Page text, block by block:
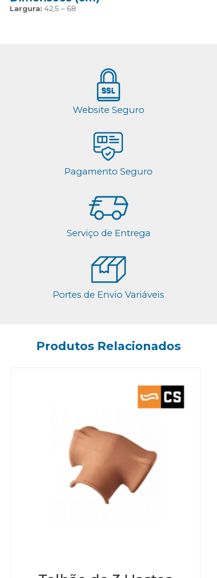
Largura: 42,5 – 68
Website Seguro
Pagamento Seguro
Serviço de Entrega
Portes de Envio Variáveis
Produtos Relacionados